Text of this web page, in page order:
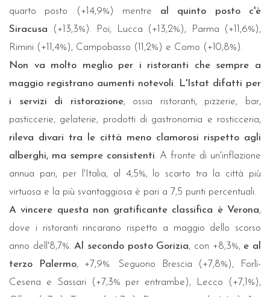
quarto posto (+14,9%) mentre al quinto posto c'è
Siracusa (+13,3%). Poi, Lucca (+13,2%), Parma (+11,6%),
Rimini (+11,4%), Campobasso (11,2%) e Como (+10,8%).
Non va molto meglio per i ristoranti che sempre a
maggio registrano aumenti notevoli. L'Istat difatti per
i servizi di ristorazione, ossia ristoranti, pizzerie, bar,
pasticcerie, gelaterie, prodotti di gastronomia e rosticceria,
rileva divari tra le città meno clamorosi rispetto agli
alberghi, ma sempre consistenti. A fronte di un'inflazione
annua pari, per l'Italia, al 4,5%, lo scarto tra la città più
virtuosa e la più svantaggiosa è pari a 7,5 punti percentuali.
A vincere questa non gratificante classifica è Verona,
dove i ristoranti rincarano rispetto a maggio dello scorso
anno dell'8,7%.Al secondo posto Gorizia, con +8,3%, e al
terzo Palermo, +7,9%. Seguono Brescia (+7,8%), Forlì-
Cesena e Sassari (+7,3% per entrambe), Lecco (+7,1%),